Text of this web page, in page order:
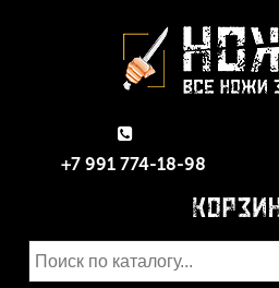
+7 991 774-18-98